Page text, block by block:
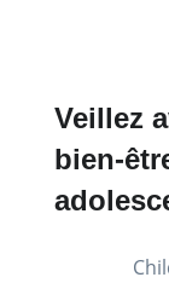
Veillez
bien-